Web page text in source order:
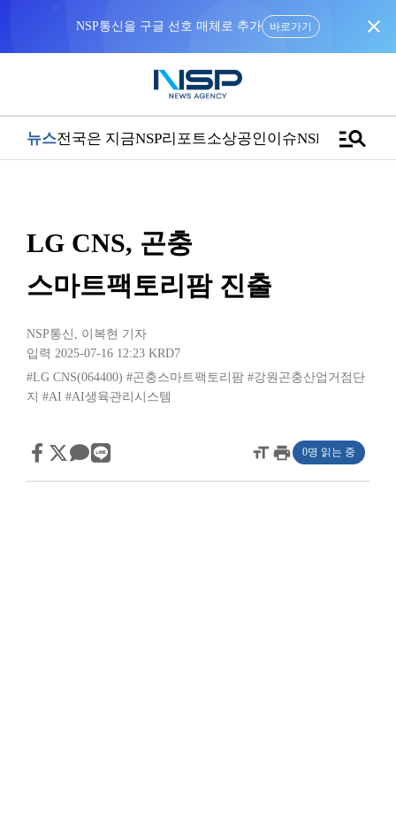
NSP통신을 구글 선호 매체로 추가 바로가기 close
뉴스전국은 지금NSP리포트소상공인이슈NSPTVmanage_search
LG CNS, 곤충
스마트팩토리팜 진출
NSP통신 , 이복현 기자
입력 2025-07-16 12:23 KRD7
#LG CNS(064400) #곤충스마트팩토리팜 #강원곤충산업거점단
지 #AI #AI생육관리시스템
format_sizeprint 0명 읽는 중